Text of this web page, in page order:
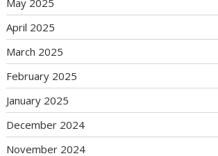
May 2025
April 2025
March 2025
February 2025
January 2025
December 2024
November 2024